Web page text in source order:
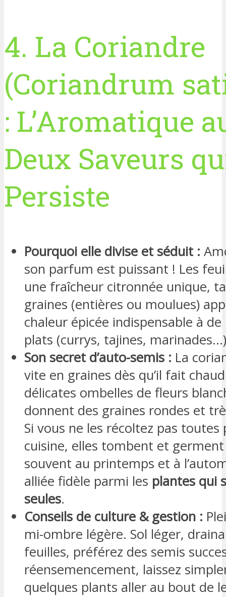
4. La Coriandre
(Coriandrum
: L’Aromatique
Deux Saveurs
Persiste
Pourquoi elle divise et séduit :
son parfum est puissant ! Les
une fraîcheur citronnée unique,
graines (entières ou moulues)
chaleur épicée indispensable à
plats (currys, tajines,
Son secret d’auto-semis : La
vite en graines dès qu’il fait
délicates ombelles de fleurs
donnent des graines rondes et
Si vous ne les récoltez pas toutes
cuisine, elles tombent et
souvent au printemps et à
alliée fidèle parmi les plantes qui
seules.
Conseils de culture & gestion :
mi-ombre légère. Sol léger,
feuilles, préférez des semis
réensemencement, laissez
quelques plants aller au bout de